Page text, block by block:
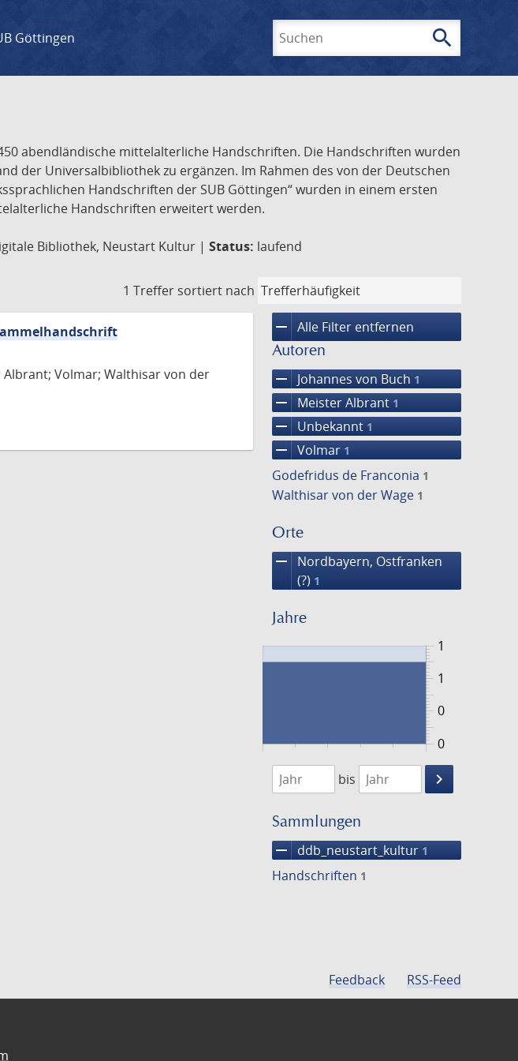
Göttingen search
abendländische mittelalterliche Handschriften. Die Handschriften wurden
der Universalbibliothek zu ergänzen. Im Rahmen des von der Deutschen
Handschriften der SUB Göttingen“ wurden in einem ersten
Handschriften erweitert werden.
Bibliothek, Neustart Kultur | Status: laufend
1 Treffer sortiert nach
remove Alle Filter entfernen
Autoren
remove Johannes von Buch 1
remove Meister Albrant 1
remove Unbekannt 1
remove Volmar 1
Godefridus de Franconia 1
Walthisar von der Wage 1
Orte
remove
Nordbayern, Ostfranken
(?) 1
Jahre
0
1
0
1
1474
1475
bis
keyboard_arrow_right
Suche
Sammlungen
remove ddb_neustart_kultur 1
Handschriften 1
Volmar; Walthisar von der
Feedback RSS-Feed